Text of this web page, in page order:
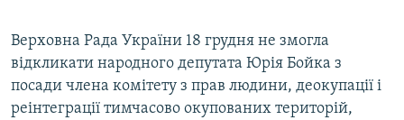
РУС
УКР
КТАТ
Верховна Рада України 18 грудня не змогла
відкликати народного депутата Юрія Бойка з
посади члена комітету з прав людини, деокупації і
реінтеграції тимчасово окупованих територій,